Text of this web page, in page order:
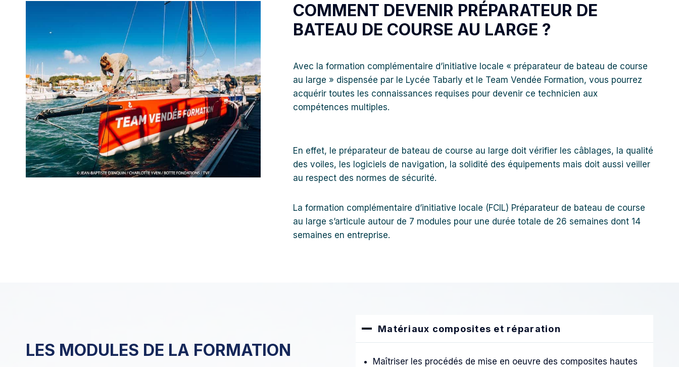
COMMENT DEVENIR PRÉPARATEUR DE
BATEAU DE COURSE AU LARGE ?
Avec la formation complémentaire d’initiative locale « préparateur de bateau de course
au large » dispensée par le Lycée Tabarly et le Team Vendée Formation, vous pourrez
acquérir toutes les connaissances requises pour devenir ce technicien aux
compétences multiples.
En effet, le préparateur de bateau de course au large doit vérifier les câblages, la qualité
des voiles, les logiciels de navigation, la solidité des équipements mais doit aussi veiller
au respect des normes de sécurité.
La formation complémentaire d’initiative locale (FCIL) Préparateur de bateau de course
au large s’articule autour de 7 modules pour une durée totale de 26 semaines dont 14
semaines en entreprise.
LES MODULES DE LA FORMATION
Matériaux composites et réparation
Maîtriser les procédés de mise en oeuvre des composites hautes